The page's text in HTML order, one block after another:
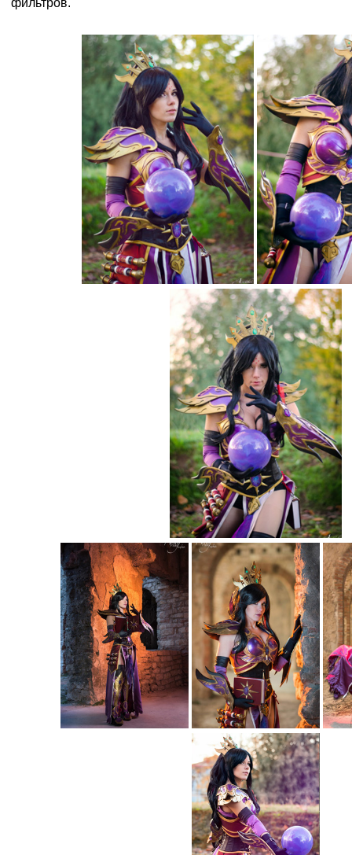
фильтров.